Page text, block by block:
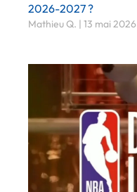
2026-2027 ?
Mathieu Q. 13 mai 2026